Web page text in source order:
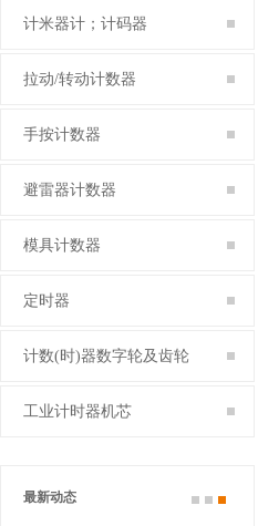
计米器计；计码器
拉动/转动计数器
手按计数器
避雷器计数器
模具计数器
定时器
计数(时)器数字轮及齿轮
工业计时器机芯
最新动态